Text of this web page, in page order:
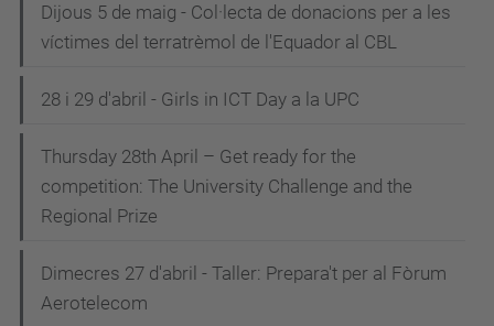
Dijous 5 de maig - Col·lecta de donacions per a les
víctimes del terratrèmol de l'Equador al CBL
28 i 29 d'abril - Girls in ICT Day a la UPC
Thursday 28th April – Get ready for the
competition: The University Challenge and the
Regional Prize
Dimecres 27 d'abril - Taller: Prepara't per al Fòrum
Aerotelecom